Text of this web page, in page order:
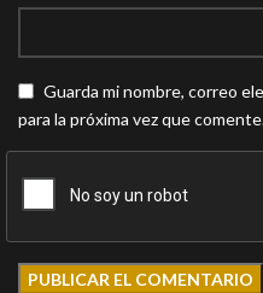
Guarda mi nombre, correo
para la próxima vez que